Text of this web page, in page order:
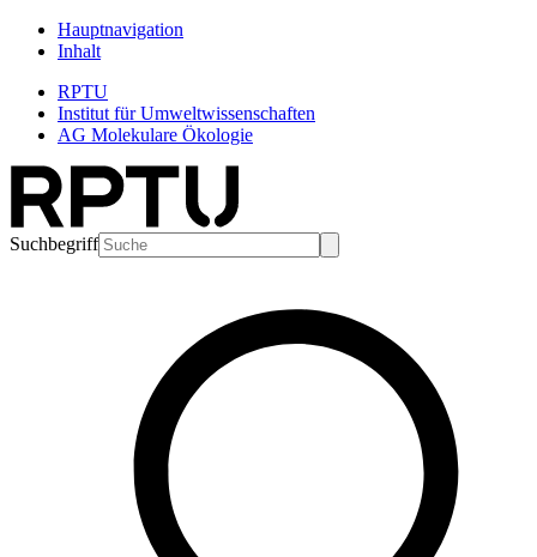
Hauptnavigation
Inhalt
RPTU
Institut für Umweltwissenschaften
AG Molekulare Ökologie
Suchbegriff